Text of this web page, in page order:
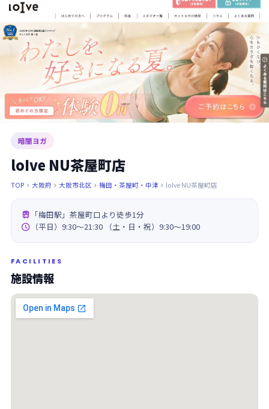
暗闇ヨガ
loIve NU茶屋町店
TOP  大阪府  大阪市北区  梅田・茶屋町・中津  loIve NU茶屋町店
 「梅田駅」茶屋町口より徒歩1分
 （平日）9:30～21:30 （土・日・祝）9:30～19:00
FACILITIES
施設情報